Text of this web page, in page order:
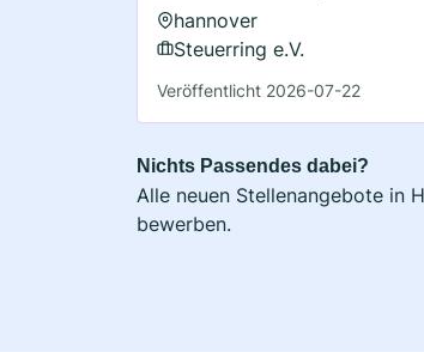
hannover
Steuerring e.V.
Veröffentlicht 2026-07-22
Nichts Passendes dabei?
Alle neuen Stellenangebote in
bewerben.